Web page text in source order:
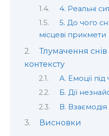
4. Реальні
5. До чого
місцеві прикмети
Тлумачення снів
контексту
А. Емоції під
Б. Дії
В.
Висновки